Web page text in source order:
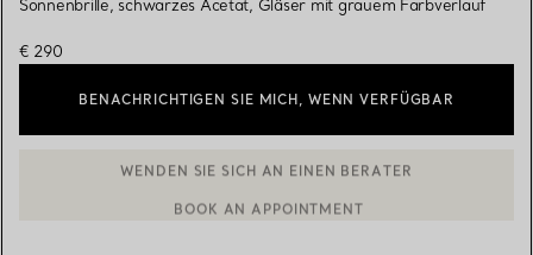
Sonnenbrille, schwarzes Acetat, Gläser mit grauem Farbverlauf
€ 290
BENACHRICHTIGEN SIE MICH, WENN VERFÜGBAR